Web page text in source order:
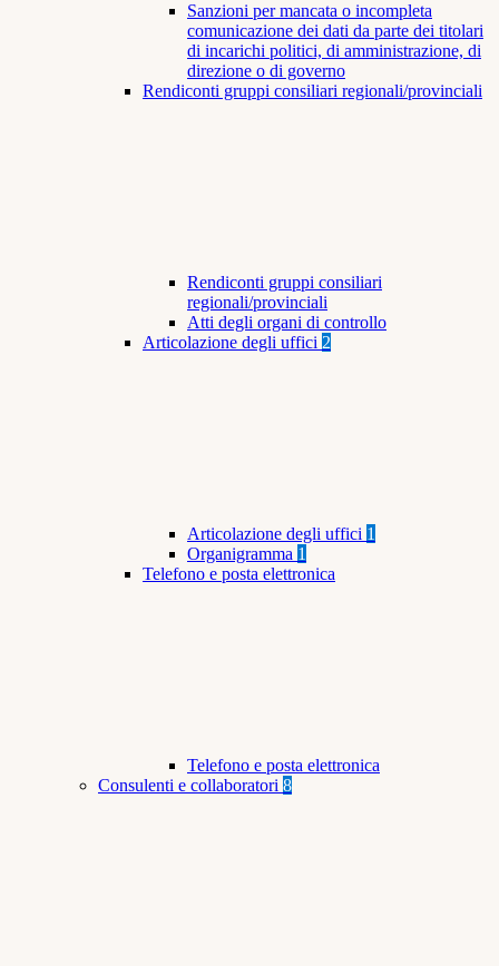
Sanzioni per mancata o incompleta
comunicazione dei dati da parte dei titolari
di incarichi politici, di amministrazione, di
direzione o di governo
Rendiconti gruppi consiliari regionali/provinciali
Rendiconti gruppi consiliari
regionali/provinciali
Atti degli organi di controllo
Articolazione degli uffici 2
Articolazione degli uffici 1
Organigramma 1
Telefono e posta elettronica
Telefono e posta elettronica
Consulenti e collaboratori 8